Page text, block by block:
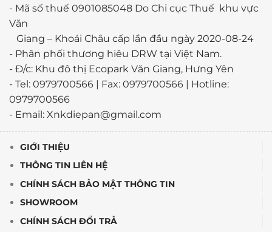
- Mã số thuế 0901085048 Do Chi cục Thuế khu vực
Văn
Giang – Khoái Châu cấp lần đầu ngày 2020-08-24
- Phân phối thương hiêu DRW tại Việt Nam.
- Đ/c: Khu đô thị Ecopark Văn Giang, Hưng Yên
- Tel: 0979700566 | Fax: 0979700566 | Hotline:
0979700566
- Email: Xnkdiepan@gmail.com
GIỚI THIỆU
THÔNG TIN LIÊN HỆ
CHÍNH SÁCH BẢO MẬT THÔNG TIN
SHOWROOM
CHÍNH SÁCH ĐỔI TRẢ